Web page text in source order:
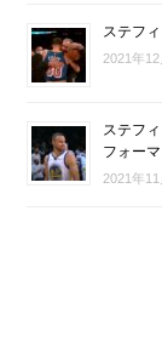
ステフ
2021年12
ステフ
フォー
2021年11